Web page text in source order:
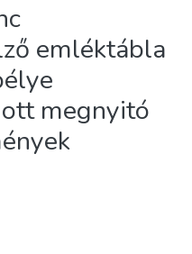
emléktábla
megnyitó